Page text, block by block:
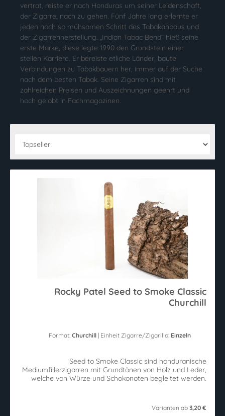
vertrat, reiste er nach Honduras um seiner Leidenschaft,
der Zigarre, nach zu gehen. Fünf Jahre lang erlernte er
jeden noch so mühsamen Schritt des Tabakanbaus und
der Zigarrenherstellung. „Indian Tabac Bend“ hieß seine
erste Marke, diese legte 1990 den Grundstein einer
steilen Karriere. Er bereiste etliche Länder, baute
Verbindungen zu Tabakbauern her, immer auf der Suche
nach dem besten Tabak. Seine Zigarren sind mit
zahlreichen Preisen und Auszeichnungen geehrt und
hoch gelobt in Fachmagazinen.
Rocky Patel Seed to Smoke Classic
Churchill
Format:Churchill | Einheit Zigarre/Zigarillo: Einzeln
Seed to Smoke Classic sind honduranische
Mediumfillerzigarren mit Grundtönen von Holz und Leder,
welche von Würze und Schokonoten begleitet werden.
Varianten ab 3,20 €